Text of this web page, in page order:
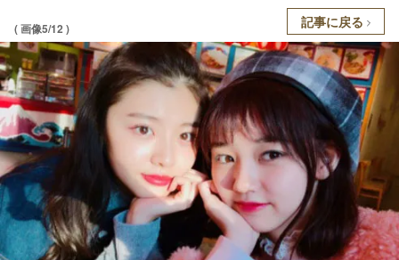
( 画像5/12 ) 記事に戻る